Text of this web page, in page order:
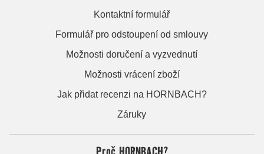
Kontaktní formulář
Formulář pro odstoupení od smlouvy
Možnosti doručení a vyzvednutí
Možnosti vrácení zboží
Jak přidat recenzi na HORNBACH?
Záruky
Proč HORNBACH?